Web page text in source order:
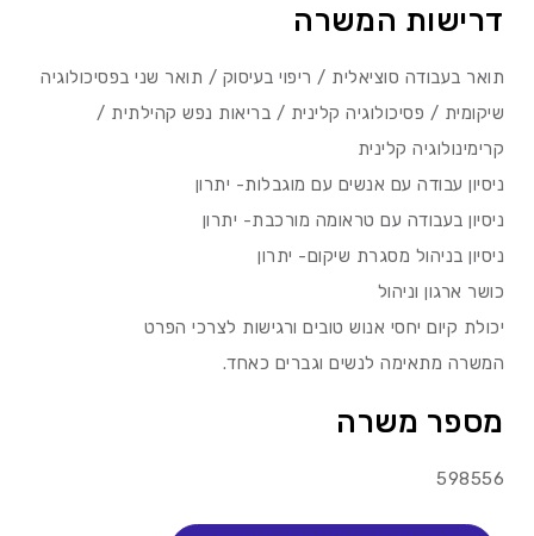
דרישות המשרה
תואר בעבודה סוציאלית / ריפוי בעיסוק / תואר שני בפסיכולוגיה
שיקומית / פסיכולוגיה קלינית / בריאות נפש קהילתית /
קרימינולוגיה קלינית
ניסיון עבודה עם אנשים עם מוגבלות- יתרון
ניסיון בעבודה עם טראומה מורכבת- יתרון
ניסיון בניהול מסגרת שיקום- יתרון
כושר ארגון וניהול
יכולת קיום יחסי אנוש טובים ורגישות לצרכי הפרט
המשרה מתאימה לנשים וגברים כאחד.
מספר משרה
598556